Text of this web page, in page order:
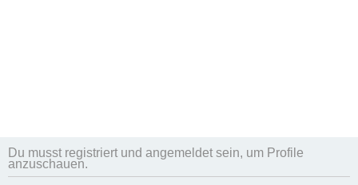
Du musst registriert und angemeldet sein, um Profile
anzuschauen.